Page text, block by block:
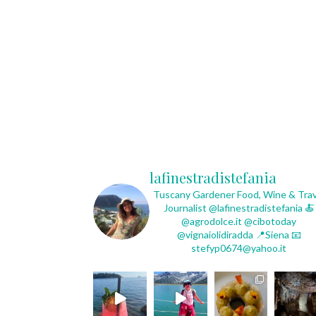
lafinestradistefania
Tuscany GardenerFood, Wine &
Journalist @lafinestradistefania 🍝
@agrodolce.it @cibotoday
@vignaiolidiradda 📍Siena 📧
stefyp0674@yahoo.it